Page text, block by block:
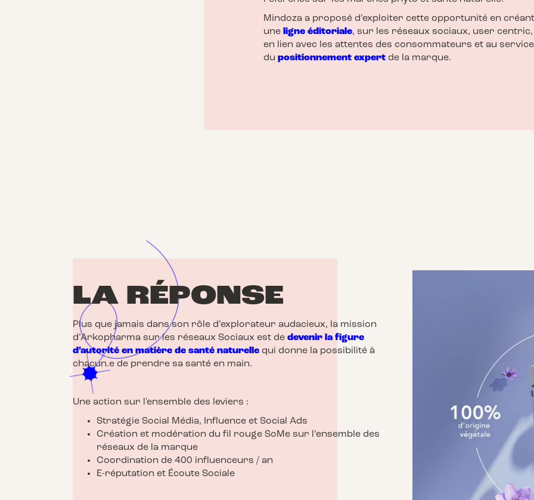
Mindoza a proposé d’exploiter cette opportunité en créant
une ligne éditoriale, sur les réseaux sociaux, user centric,
en lien avec les attentes des consommateurs et au service
du positionnement expert de la marque.
LA RÉPONSE
Plus que jamais dans son rôle d’explorateur audacieux, la mission
d’Arkopharma sur les réseaux Sociaux est de devenir la figure
d’autorité en matière de santé naturelle qui donne la possibilité à
chacun.e de prendre sa santé en main.
Une action sur l'ensemble des leviers :
Stratégie Social Média, Influence et Social Ads
Création et modération du fil rouge SoMe sur l’ensemble des
réseaux de la marque
Coordination de 400 influenceurs / an
E-réputation et Écoute Sociale